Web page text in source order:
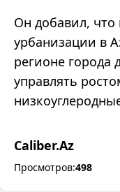
Он добавил, что
урбанизации в
регионе
управлять
Caliber.Az
Просмотров:498